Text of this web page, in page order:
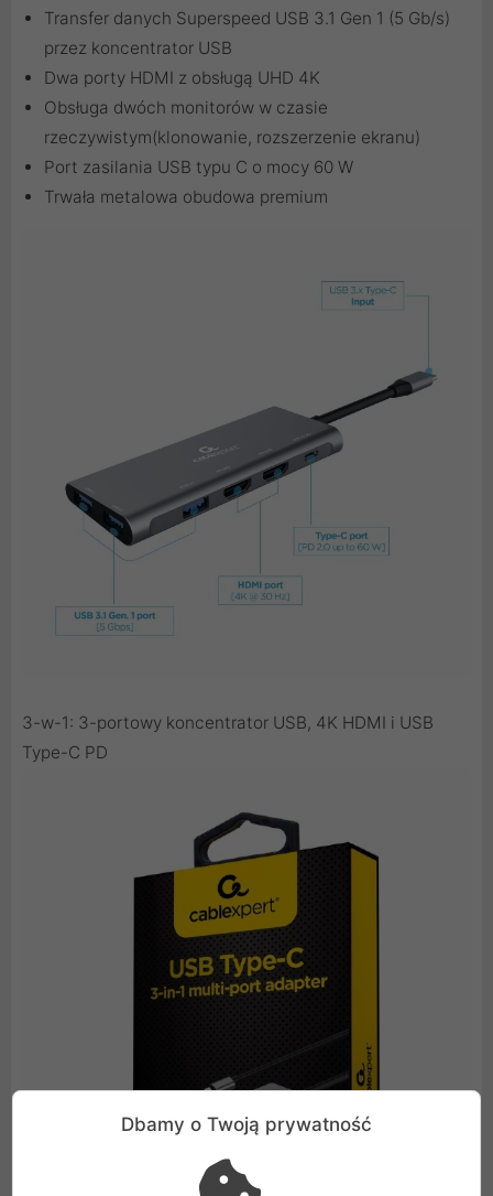
Transfer danych Superspeed USB 3.1 Gen 1 (5 Gb/s)
przez koncentrator USB
Dwa porty HDMI z obsługą UHD 4K
Obsługa dwóch monitorów w czasie
rzeczywistym(klonowanie, rozszerzenie ekranu)
Port zasilania USB typu C o mocy 60 W
Trwała metalowa obudowa premium
3-w-1: 3-portowy koncentrator USB, 4K HDMI i USB
Type-C PD
Dbamy o Twoją prywatność